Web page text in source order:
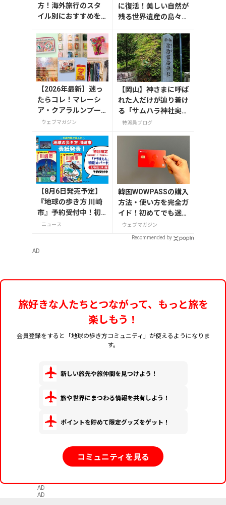
方！海外旅行のスタ
イル別におすすめを
に復活！美しい自然が
残る世界遺産の島々へ
【2026年最新】迷っ
たらコレ！マレーシ
ア・クアラルンプー
ルで絶対買いたいお
ウェブマガジン
【岡山】神さまに呼ば
れた人だけが辿り着け
る「サムハラ神社奥の
宮」
特派員ブログ
【8月6日発売予定】
『地球の歩き方 川崎
市』予約受付中！初
回限定版は「ドラえ
ニュース
韓国WOWPASSの購入
方法・使い方を完全ガ
イド！初めてでも迷わ
ない
ウェブマガジン
Recommended by
AD
旅好きな人たちとつながって、もっと旅を
楽しもう！
会員登録をすると「地球の歩き方コミュニティ」が使えるようになりま
す。
新しい旅先や旅仲間を見つけよう！
旅や世界にまつわる情報を共有しよう！
ポイントを貯めて限定グッズをゲット！
コミュニティを見る
AD
AD